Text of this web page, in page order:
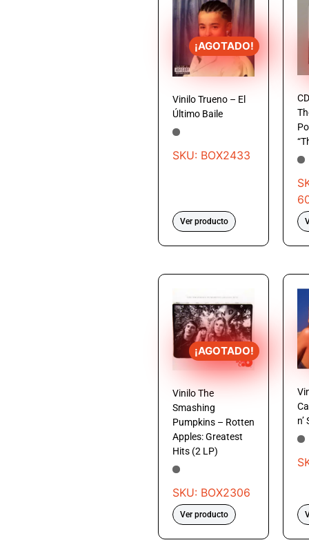
¡AGOTADO!
Vinilo Trueno – El
Último Baile
SKU: BOX2433
Ver producto
¡AGOTADO!
Vinilo The
Smashing
Pumpkins – Rotten
Apples: Greatest
Hits (2 LP)
SKU: BOX2306
Ver producto